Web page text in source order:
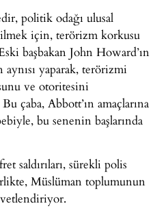
politik odağı ulusal
için, terörizm korkusu
başbakan John Howard’ın
aynısı yaparak, terörizmi
ve otoritesini
çaba, Abbott’ın amaçlarına
bu senenin başlarında
saldırıları, sürekli polis
Müslüman toplumunun